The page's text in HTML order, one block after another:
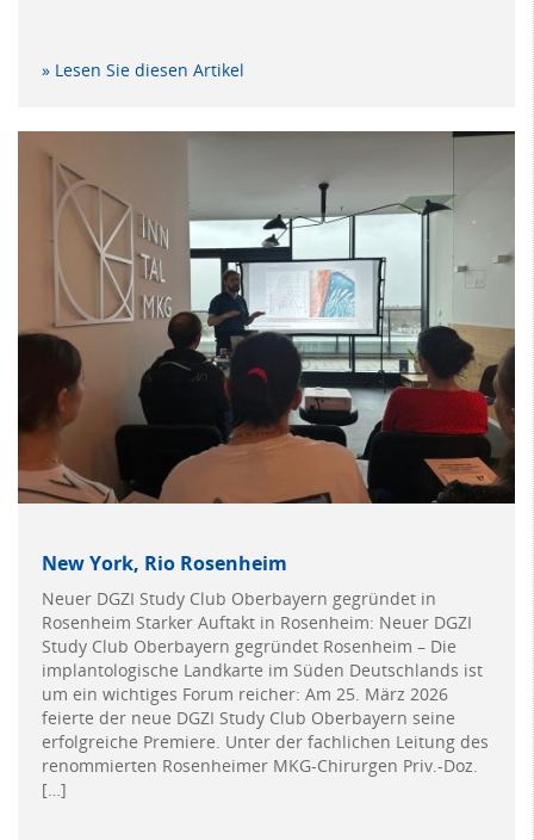
» Lesen Sie diesen Artikel
New York, Rio Rosenheim
Neuer DGZI Study Club Oberbayern gegründet in
Rosenheim Starker Auftakt in Rosenheim: Neuer DGZI
Study Club Oberbayern gegründet Rosenheim – Die
implantologische Landkarte im Süden Deutschlands ist
um ein wichtiges Forum reicher: Am 25. März 2026
feierte der neue DGZI Study Club Oberbayern seine
erfolgreiche Premiere. Unter der fachlichen Leitung des
renommierten Rosenheimer MKG-Chirurgen Priv.-Doz.
[…]